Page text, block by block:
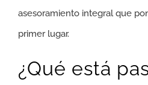
asesoramiento integral que
primer lugar.
¿Qué está